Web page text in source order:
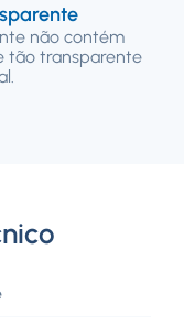
não contém
tão transparente